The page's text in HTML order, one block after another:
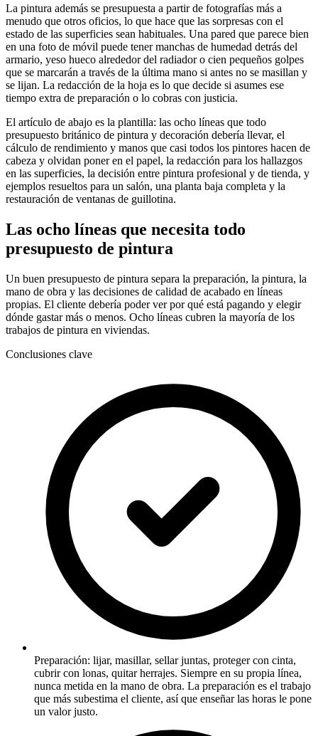
La pintura además se presupuesta a partir de fotografías más a
menudo que otros oficios, lo que hace que las sorpresas con el
estado de las superficies sean habituales. Una pared que parece bien
en una foto de móvil puede tener manchas de humedad detrás del
armario, yeso hueco alrededor del radiador o cien pequeños golpes
que se marcarán a través de la última mano si antes no se masillan y
se lijan. La redacción de la hoja es lo que decide si asumes ese
tiempo extra de preparación o lo cobras con justicia.
El artículo de abajo es la plantilla: las ocho líneas que todo
presupuesto británico de pintura y decoración debería llevar, el
cálculo de rendimiento y manos que casi todos los pintores hacen de
cabeza y olvidan poner en el papel, la redacción para los hallazgos
en las superficies, la decisión entre pintura profesional y de tienda, y
ejemplos resueltos para un salón, una planta baja completa y la
restauración de ventanas de guillotina.
Las ocho líneas que necesita todo
presupuesto de pintura
Un buen presupuesto de pintura separa la preparación, la pintura, la
mano de obra y las decisiones de calidad de acabado en líneas
propias. El cliente debería poder ver por qué está pagando y elegir
dónde gastar más o menos. Ocho líneas cubren la mayoría de los
trabajos de pintura en viviendas.
Conclusiones clave
Preparación: lijar, masillar, sellar juntas, proteger con cinta,
cubrir con lonas, quitar herrajes. Siempre en su propia línea,
nunca metida en la mano de obra. La preparación es el trabajo
que más subestima el cliente, así que enseñar las horas le pone
un valor justo.